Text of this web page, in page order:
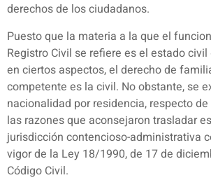
derechos de los ciudadanos.
Puesto que la materia a la que el
Registro Civil se refiere es el estado
en ciertos aspectos, el derecho de
competente es la civil. No obstante, se
nacionalidad por residencia, respecto
las razones que aconsejaron trasladar
jurisdicción contencioso-administrativa
vigor de la Ley 18/1990, de 17 de
Código Civil.